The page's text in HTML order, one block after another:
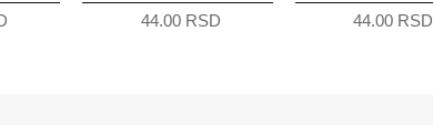
44.00 RSD 44.00 RSD